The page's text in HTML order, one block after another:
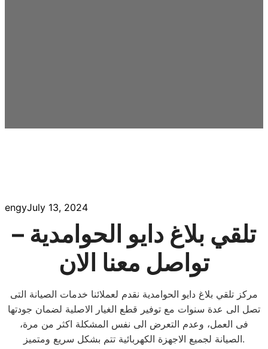
engyJuly 13, 2024
تلقي بلاغ دايو الحوامدية –
تواصل معنا الان
مركز تلقي بلاغ دايو الحوامدية نقدم لعملائنا خدمات الصيانة التى
تصل الى عدة سنوات مع توفير قطع الغيار الاصلية لضمان جودتها
فى العمل، وعدم التعرض الى نفس المشكلة اكثر من مرة،
الصيانة لجميع الاجهزة الكهربائية تتم بشكل سريع ومتميز.